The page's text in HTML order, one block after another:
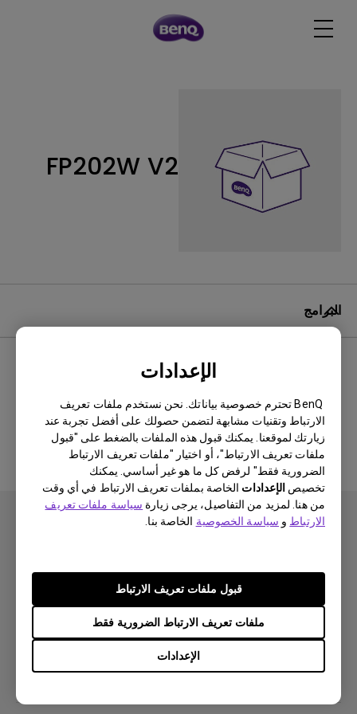
الإعدادات
BenQ تحترم خصوصية بياناتك. نحن نستخدم ملفات تعريف
الارتباط وتقنيات مشابهة لتضمن حصولك على أفضل تجربة عند
زيارتك لموقعنا. يمكنك قبول هذه الملفات بالضغط على "قبول
ملفات تعريف الارتباط"، أو اختيار "ملفات تعريف الارتباط
الضرورية فقط" لرفض كل ما هو غير أساسي. يمكنك
تخصيص الإعدادات الخاصة بملفات تعريف الارتباط في أي وقت
من هنا. لمزيد من التفاصيل، يرجى زيارة سياسة ملفات تعريف
الارتباط و سياسة الخصوصية الخاصة بنا.
الإعدادات
ملفات تعريف الارتباط الضرورية فقط
قبول ملفات تعريف الارتباط
FP202W V2
البرامج
لا يوجد برنامج أو برنامج تشغيل ذي
صلة
شاشة